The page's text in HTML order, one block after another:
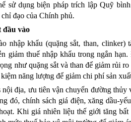
sử dụng biện pháp trích lập Quỹ
đạo của Chính phủ.
đầu vào
nhập khẩu (quặng sắt, than, clinker)
giảm thuế nhập khẩu trong ngắn
như quặng sắt và than để giảm rủi
năng lượng để giảm chi phí sản
nội địa, ưu tiên vận chuyển đường
đó, chính sách giá điện, xăng dầu-
Khi giá nhiên liệu thế giới tăng